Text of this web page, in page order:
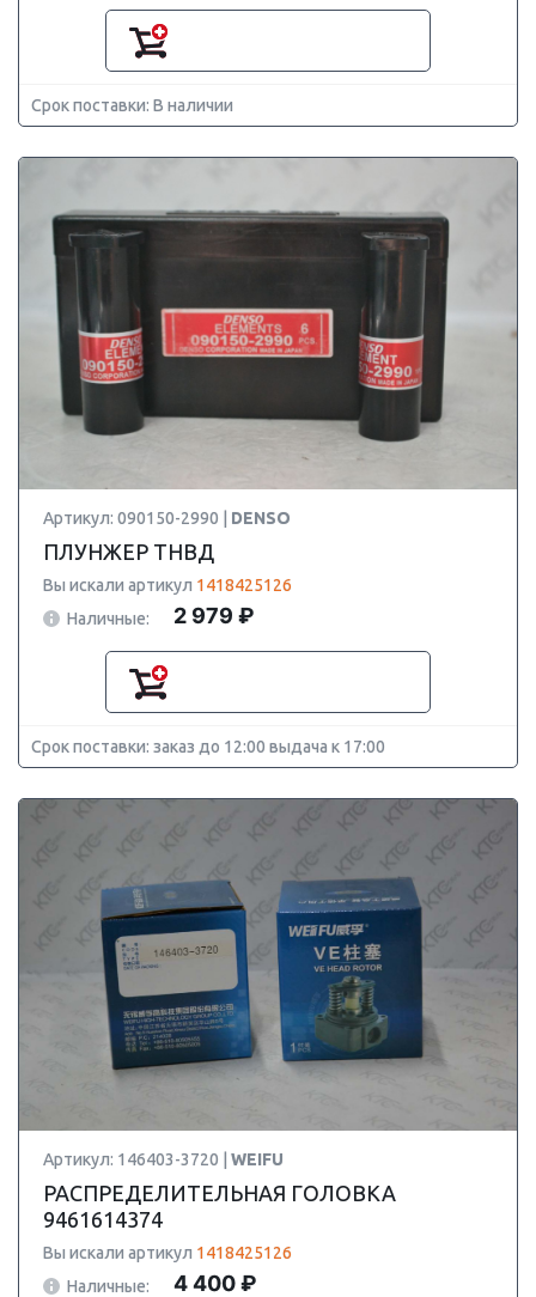
Срок поставки: В наличии
Артикул: 090150-2990 | DENSO
ПЛУНЖЕР ТНВД
Вы искали артикул 1418425126
Наличные:
2 979 ₽
Срок поставки: заказ до 12:00 выдача к 17:00
Артикул: 146403-3720 | WEIFU
РАСПРЕДЕЛИТЕЛЬНАЯ ГОЛОВКА
9461614374
Вы искали артикул 1418425126
Наличные:
4 400 ₽